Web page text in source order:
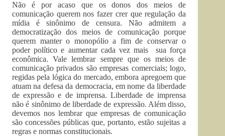
Não é por acaso que os donos dos meios de
comunicação querem nos fazer crer que regulação da
mídia é sinônimo de censura. Não admitem a
democratização dos meios de comunicação porque
querem manter o monopólio a fim de conservar o
poder político e aumentar cada vez mais sua força
econômica. Vale lembrar sempre que os meios de
comunicação privados são empresas comerciais; logo,
regidas pela lógica do mercado, embora apregoem que
atuam na defesa da democracia, em nome da liberdade
de expressão e de imprensa. Liberdade de imprensa
não é sinônimo de liberdade de expressão. Além disso,
devemos nos lembrar que empresas de comunicação
são concessões públicas que, portanto, estão sujeitas a
regras e normas constitucionais.